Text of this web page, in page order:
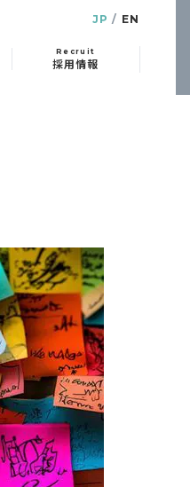
JP EN
Recruit
採用情報